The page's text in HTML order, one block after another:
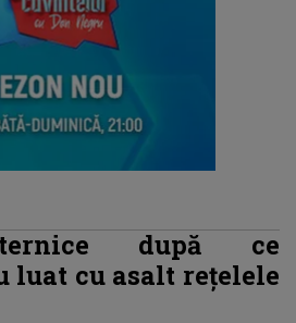
după ce
luat cu asalt rețelele